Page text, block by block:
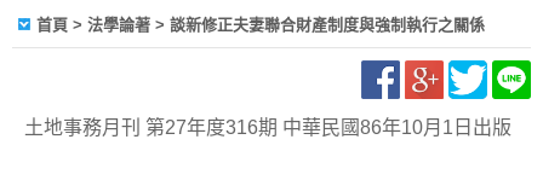
首頁 > 法學論著 > 談新修正夫妻聯合財產制度與強制執行之關係
土地事務月刊 第27年度316期 中華民國86年10月1日出版